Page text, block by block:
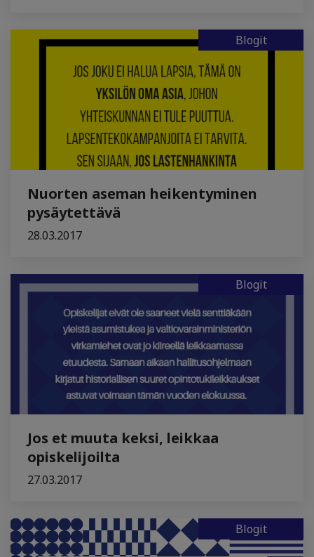
Blogit
Nuorten aseman heikentyminen
pysäytettävä
28.03.2017
Blogit
Jos et muuta keksi, leikkaa
opiskelijoilta
27.03.2017
Blogit